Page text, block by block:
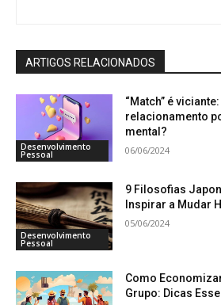
ARTIGOS RELACIONADOS
Desenvolvimento
Pessoal
“Match” é
relacionamento
mental?
06/06/2024
Desenvolvimento
Pessoal
9 Filosofias
Inspirar a Mudar
05/06/2024
Como
Grupo: Dicas